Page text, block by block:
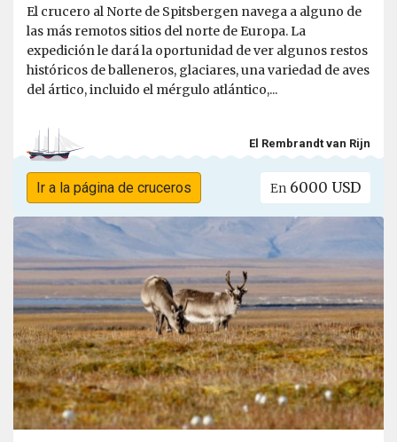
El crucero al Norte de Spitsbergen navega a alguno de
las más remotos sitios del norte de Europa. La
expedición le dará la oportunidad de ver algunos restos
históricos de balleneros, glaciares, una variedad de aves
del ártico, incluido el mérgulo atlántico,...
El Rembrandt van Rijn
Ir a la página de cruceros En 6000 USD